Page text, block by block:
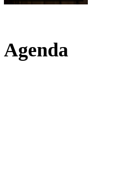
Agenda